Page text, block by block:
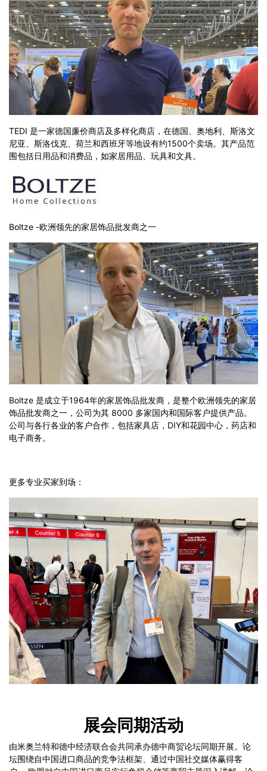
TEDI 是一家德国廉价商店及多样化商店，在德国、奥地利、斯洛文
尼亚、斯洛伐克、荷兰和西班牙等地设有约1500个卖场。其产品范
围包括日用品和消费品，如家居用品、玩具和文具。
Boltze -欧洲领先的家居饰品批发商之一
Boltze 是成立于1964年的家居饰品批发商，是整个欧洲领先的家居
饰品批发商之一，公司为其 8000 多家国内和国际客户提供产品。
公司与各行各业的客户合作，包括家具店，DIY和花园中心，药店和
电子商务。
更多专业买家到场：
展会同期活动
由米奥兰特和德中经济联合会共同承办德中商贸论坛同期开展。论
坛围绕自中国进口商品的竞争法框架、通过中国社交媒体赢得客